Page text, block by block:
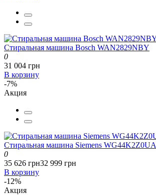
Стиральная машина Bosch WAN2829NBY
0
31 004 грн
В корзину
-7%
Акция
Стиральная машина Siemens WG44K2Z0UA
0
35 626 грн32 999 грн
В корзину
-12%
Акция